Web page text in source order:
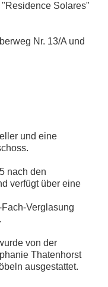
Solares"
Nr. 13/A und
und eine
nach den
verfügt über eine
Verglasung
von der
Thatenhorst
ausgestattet.